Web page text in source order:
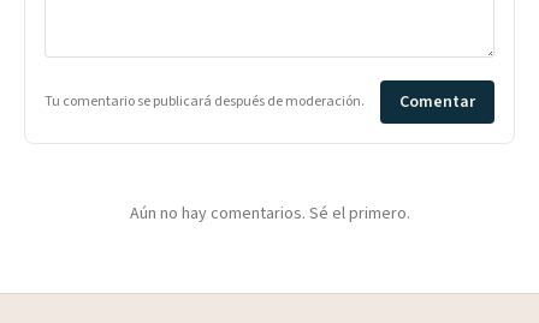
Tu comentario se publicará después de moderación. Comentar
Aún no hay comentarios. Sé el primero.